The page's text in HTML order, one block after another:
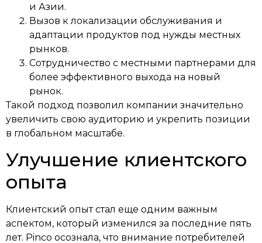
и Азии.
Вызов к локализации обслуживания и
адаптации продуктов под нужды местных
рынков.
Сотрудничество с местными партнерами для
более эффективного выхода на новый
рынок.
Такой подход позволил компании значительно
увеличить свою аудиторию и укрепить позиции
в глобальном масштабе.
Улучшение клиентского
опыта
Клиентский опыт стал еще одним важным
аспектом, который изменился за последние пять
лет. Pinco осознала, что внимание потребителей